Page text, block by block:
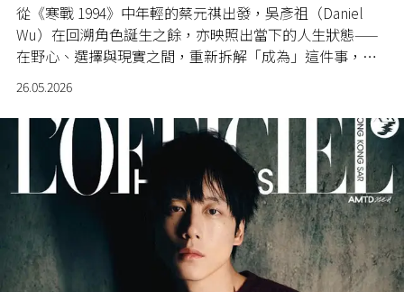
從《寒戰 1994》中年輕的蔡元祺出發，吳彥祖（Daniel
Wu）在回溯角色誕生之餘，亦映照出當下的人生狀態——
在野心、選擇與現實之間，重新拆解「成為」這件事，一
步步走向今日的自己。
26.05.2026